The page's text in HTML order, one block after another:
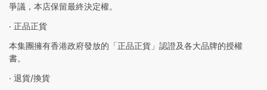
爭議，本店保留最終決定權。
‧ 正品正貨
本集團擁有香港政府發放的「正品正貨」認證及各大品牌的授權
書。
‧ 退貨/換貨